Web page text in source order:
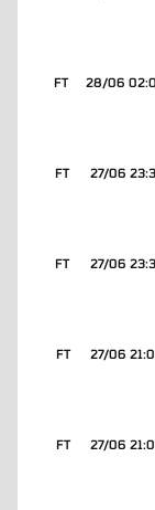
28/06
FT
27/06
FT
27/06
FT
27/06
FT
27/06
FT